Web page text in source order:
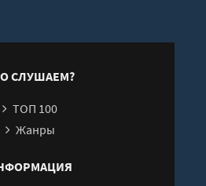
СЛУШАЕМ?
ТОП 100
Жанры